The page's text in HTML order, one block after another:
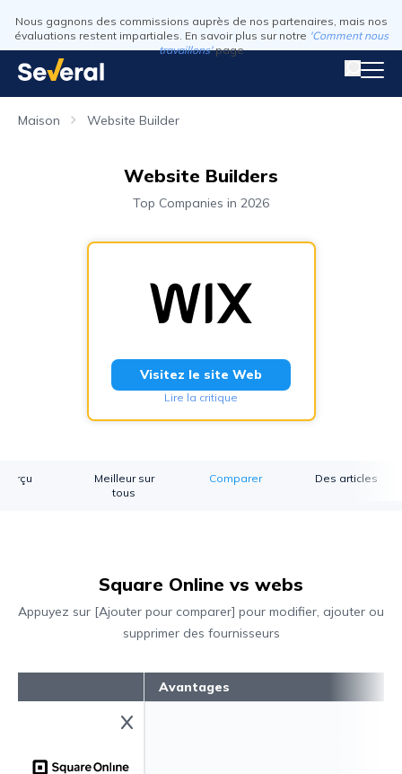
Nous gagnons des commissions auprès de nos partenaires, mais nos
évaluations restent impartiales. En savoir plus sur notre 'Comment nous
travaillons' page
Maison Website Builder
Website Builders
Top Companies in 2026
Visitez le site Web
Lire la critique
Meilleur sur
tous
Comparer Des articles
Square Online vs webs
Appuyez sur [Ajouter pour comparer] pour modifier, ajouter ou
supprimer des fournisseurs
Avantages